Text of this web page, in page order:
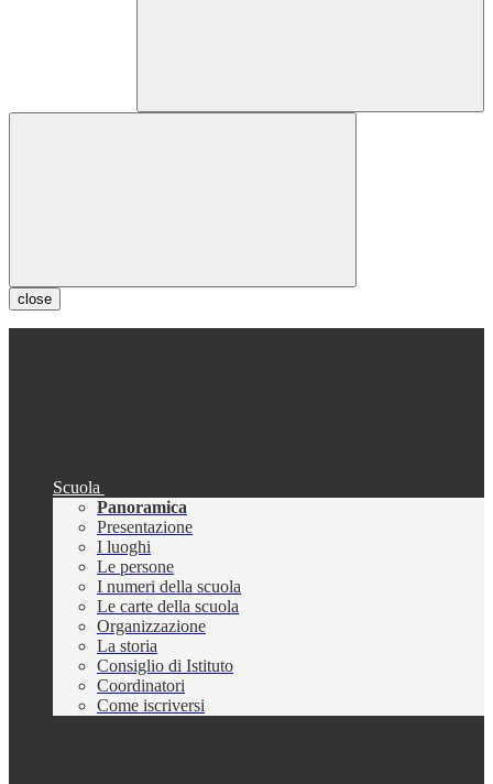
close
Scuola
Panoramica
Presentazione
I luoghi
Le persone
I numeri della scuola
Le carte della scuola
Organizzazione
La storia
Consiglio di Istituto
Coordinatori
Come iscriversi